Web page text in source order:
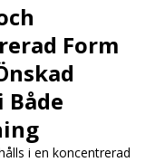
Form
Både
i en koncentrerad